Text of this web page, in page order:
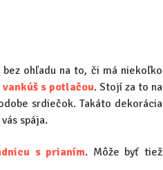
ohľadu na to, či má niekoľko
vankúš s potlačou. Stojí za to na
srdiečok. Takáto dekorácia
spája.
s prianím. Môže byť tiež